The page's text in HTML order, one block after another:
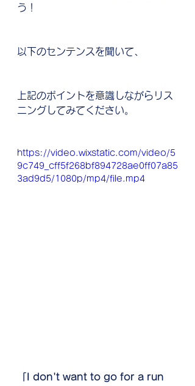
う！
以下のセンテンスを聞いて、
上記のポイントを意識しながらリス
ニングしてみてください。
https://video.wixstatic.com/video/5
9c749_cff5f268bf894728ae0ff07a85
3ad9d5/1080p/mp4/file.mp4
「I don't want to go for a run